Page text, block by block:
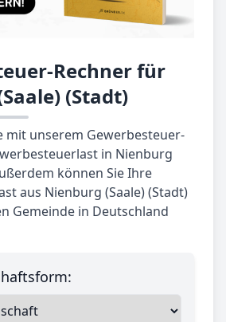
Rechner für
(Stadt)
mit unserem Gewerbesteuer-
in Nienburg
können Sie Ihre
aus Nienburg (Saale) (Stadt)
Gemeinde in Deutschland